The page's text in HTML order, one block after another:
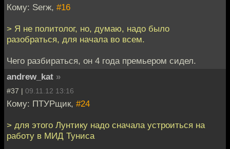
Кому: Serж, #16
> Я не политолог, но, думаю, надо было
разобраться, для начала во всем.
Чего разбираться, он 4 года премьером сидел.
andrew_kat »
#37 | 09.11.12 13:16
Кому: ПТУРщик, #24
> для этого Лунтику надо сначала устроиться на
работу в МИД Туниса